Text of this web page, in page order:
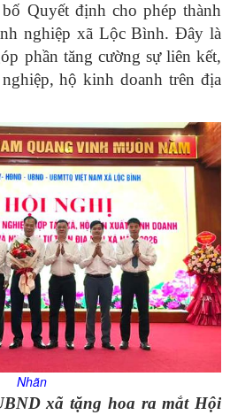
Quyết định cho phép thành
nghiệp xã Lộc Bình. Đây là
phần tăng cường sự liên kết,
hộ kinh doanh trên địa
Nhãn
xã tặng hoa ra mắt Hội